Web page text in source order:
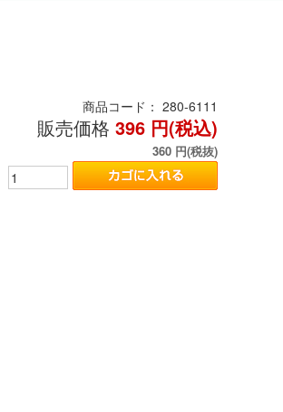
商品コード： 280-6111
販売価格 396 円(税込)
360 円(税抜)